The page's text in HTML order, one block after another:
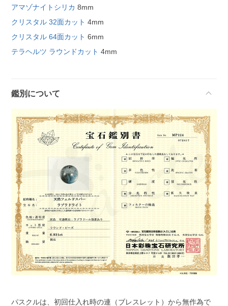
アマゾナイトシリカ 8mm
クリスタル 32面カット 4mm
クリスタル 64面カット 6mm
テラヘルツ ラウンドカット 4mm
鑑別について
パスクルは、初回仕入れ時の連（ブレスレット）から無作為で